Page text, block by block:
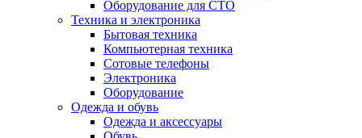
Оборудование для СТО
Техника и электроника
Бытовая техника
Компьютерная техника
Сотовые телефоны
Электроника
Оборудование
Одежда и обувь
Одежда и аксессуары